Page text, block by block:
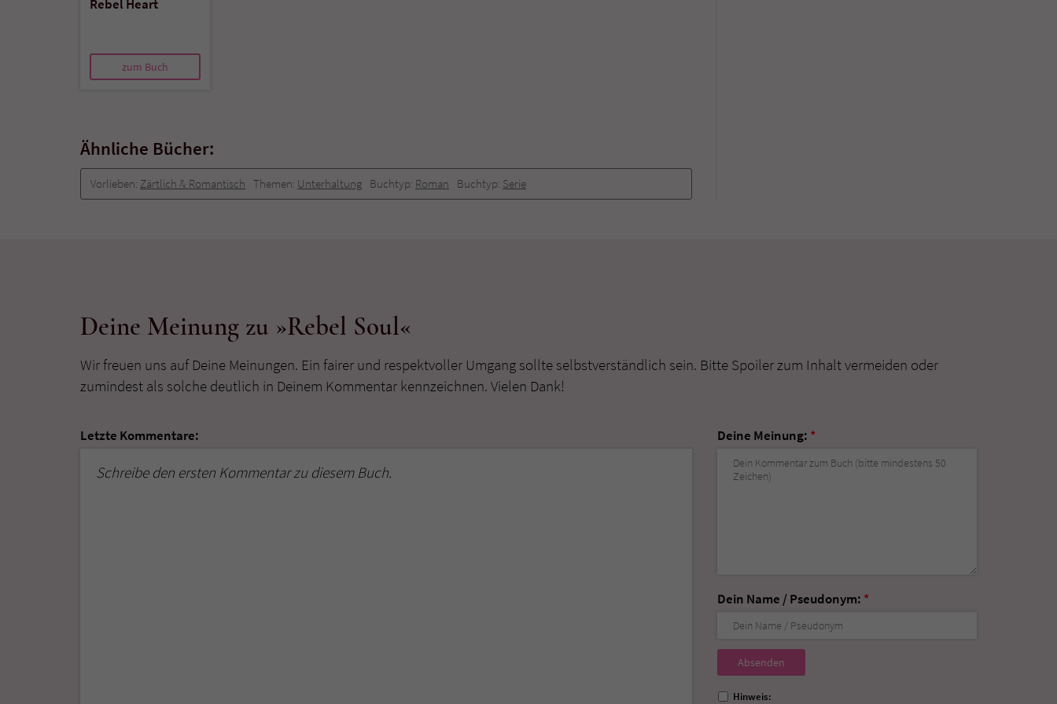
Rebel Heart
zum Buch
Ähnliche Bücher:
Vorlieben: Zärtlich & Romantisch Themen: Unterhaltung Buchtyp: Roman Buchtyp: Serie
Deine Meinung zu »Rebel Soul«
Wir freuen uns auf Deine Meinungen. Ein fairer und respektvoller Umgang sollte selbstverständlich sein. Bitte Spoiler zum Inhalt vermeiden oder
zumindest als solche deutlich in Deinem Kommentar kennzeichnen. Vielen Dank!
Letzte Kommentare:
Schreibe den ersten Kommentar zu diesem Buch.
Deine Meinung: *
Dein Name / Pseudonym: *
Nicht
ausfüllen!
Hinweis: